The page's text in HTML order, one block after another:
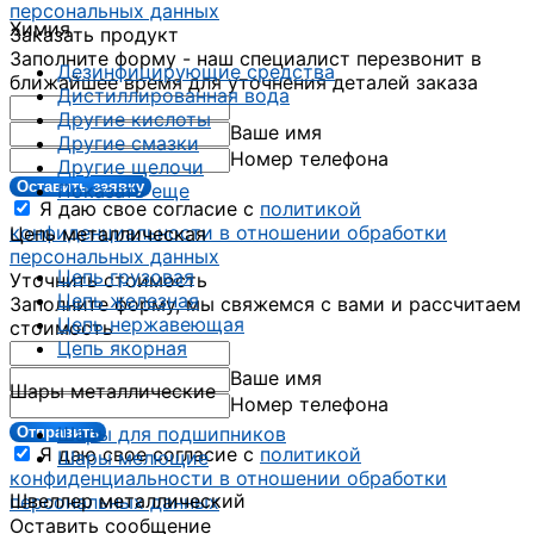
Химия
Дезинфицирующие средства
Дистиллированная вода
Другие кислоты
Другие смазки
Другие щелочи
Показать еще
Цепь металлическая
Цепь грузовая
Цепь железная
Цепь нержавеющая
Цепь якорная
Шары металлические
Шары для подшипников
Шары мелющие
Швеллер металлический
персональных данных
Заказать продукт
Заполните форму - наш специалист перезвонит в
ближайшее время для уточнения деталей заказа
Ваше имя
Номер телефона
Оставить заявку
Я даю свое согласие с политикой
конфиденциальности в отношении обработки
персональных данных
Уточнить стоимость
Заполните форму, мы свяжемся с вами и рассчитаем
стоимость
Ваше имя
Номер телефона
Отправить
Я даю свое согласие с политикой
конфиденциальности в отношении обработки
персональных данных
Оставить сообщение